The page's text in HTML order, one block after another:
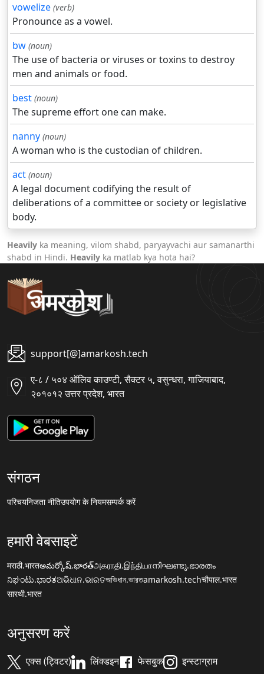
vowelize (verb)
Pronounce as a vowel.
bw (noun)
The use of bacteria or viruses or toxins to destroy
men and animals or food.
best (noun)
The supreme effort one can make.
nanny (noun)
A woman who is the custodian of children.
act (noun)
A legal document codifying the result of
deliberations of a committee or society or legislative
body.
Heavily ka meaning, vilom shabd, paryayvachi aur samanarthi
shabd in Hindi. Heavily ka matlab kya hota hai?
support[@]amarkosh.tech
ए-८ / ५०४ ऑलिव काउण्टी, सैक्टर ५, वसुन्धरा, गाजियाबाद,
२०१०१२ उत्तर प्रदेश, भारत
संगठन
परिचयनिजता नीतिउपयोग के नियमसम्पर्क करें
हमारी वेबसाइटें
मराठी.भारतఅమర్కోష్.భారత్அகராதி.இந்தியாനിഘണ്ടു.ഭാരതം
ನಿಘಂಟು.ಭಾರತଅଭିଧାନ.ଭାରତঅভিধান.ভারতamarkosh.techचौपाल.भारत
सारथी.भारत
अनुसरण करें
एक्स (ट्विटर) लिंक्डइन फेसबुक इन्स्टाग्राम